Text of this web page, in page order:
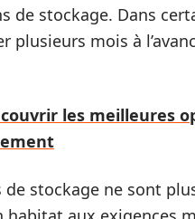
de stockage. Dans
plusieurs mois à
les meilleures
de stockage ne sont